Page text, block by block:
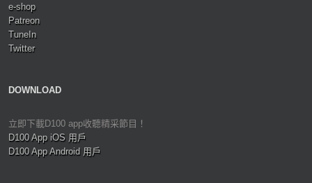
e-shop
Patreon
TuneIn
Twitter
DOWNLOAD
立即下載D100 app收聽精采節目！
D100 App iOS 用戶
D100 App Android 用戶